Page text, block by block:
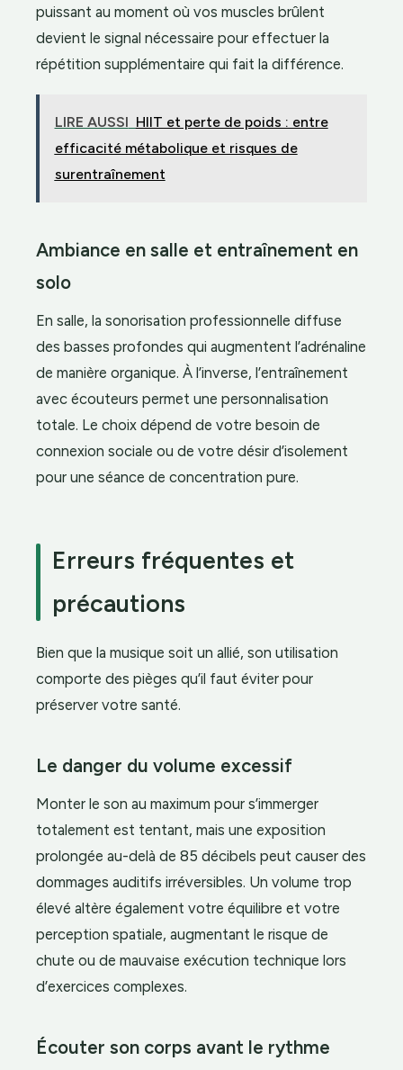
puissant au moment où vos muscles brûlent
devient le signal nécessaire pour effectuer la
répétition supplémentaire qui fait la différence.
LIRE AUSSI HIIT et perte de poids : entre
efficacité métabolique et risques de
surentraînement
Ambiance en salle et entraînement en
solo
En salle, la sonorisation professionnelle diffuse
des basses profondes qui augmentent l’adrénaline
de manière organique. À l’inverse, l’entraînement
avec écouteurs permet une personnalisation
totale. Le choix dépend de votre besoin de
connexion sociale ou de votre désir d’isolement
pour une séance de concentration pure.
Erreurs fréquentes et
précautions
Bien que la musique soit un allié, son utilisation
comporte des pièges qu’il faut éviter pour
préserver votre santé.
Le danger du volume excessif
Monter le son au maximum pour s’immerger
totalement est tentant, mais une exposition
prolongée au-delà de 85 décibels peut causer des
dommages auditifs irréversibles. Un volume trop
élevé altère également votre équilibre et votre
perception spatiale, augmentant le risque de
chute ou de mauvaise exécution technique lors
d’exercices complexes.
Écouter son corps avant le rythme